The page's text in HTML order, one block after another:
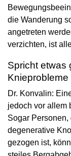
die Wanderung
angetreten
verzichten, ist
Spricht etwas
Knieprobleme
Dr. Konvalin:
jedoch vor allem
Sogar
degenerative
gezogen ist,